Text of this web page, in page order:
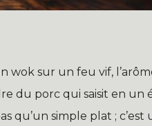
wok sur un feu vif,
du porc qui saisit en un
qu’un simple plat ;